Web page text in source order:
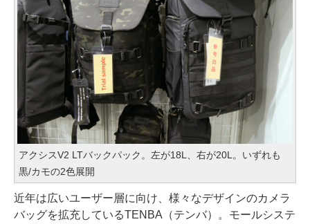
アクシスV2 LTバックパック。左が18L、右が20L。いずれも
黒/カモの2色展開
近年は広いユーザー層に向け、様々なデザインのカメラ
バッグを拡充しているTENBA（テンバ）。モールシステ